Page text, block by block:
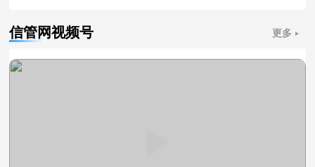
信管网视频号 更多